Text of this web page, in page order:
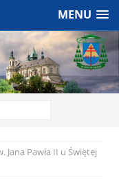
MENU
Jana Pawła II u Świętej